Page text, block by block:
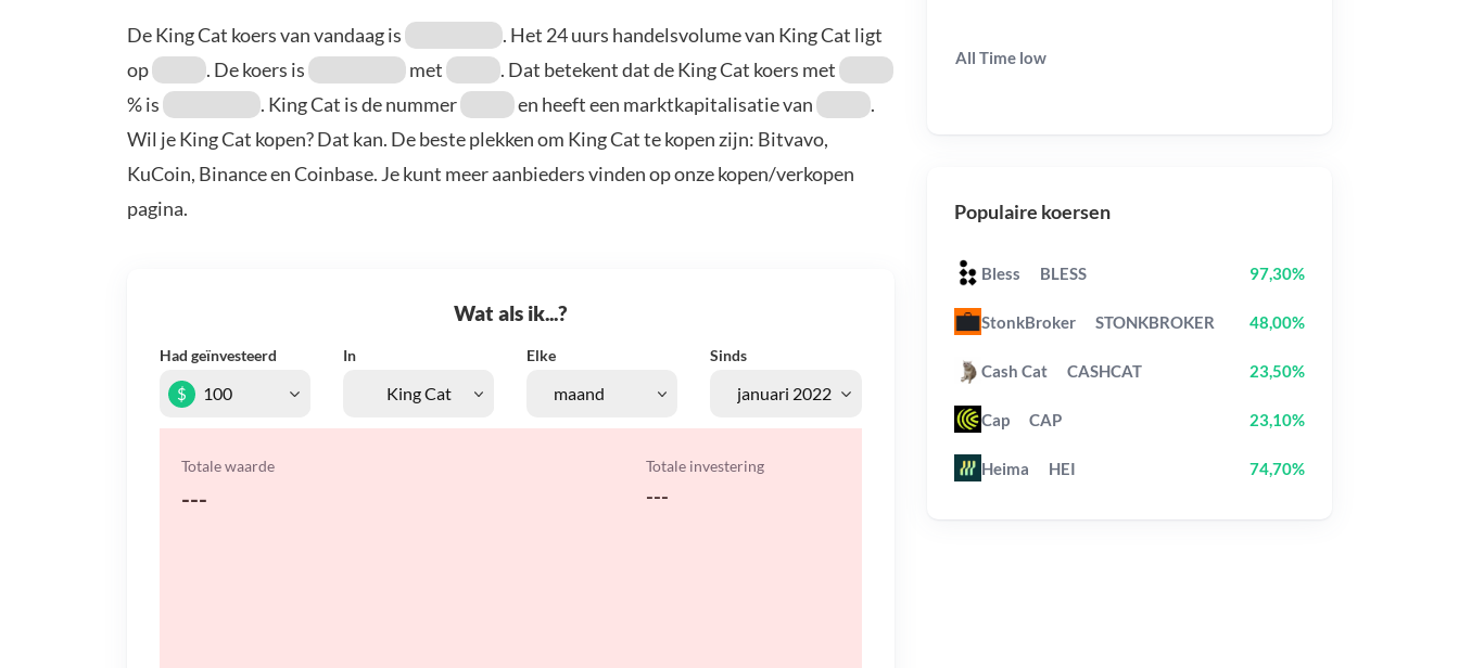
De King Cat koers van vandaag is
. Het 24 uurs handelsvolume van King Cat ligt
op
. De koers is met
. Dat betekent dat de King Cat koers met
% is
. King Cat is de nummer en heeft een marktkapitalisatie van
.
Wil je King Cat kopen? Dat kan. De beste plekken om King Cat te kopen zijn: Bitvavo,
KuCoin, Binance en Coinbase. Je kunt meer aanbieders vinden op onze kopen/verkopen
pagina.
Wat als ik...?
Had geïnvesteerd In Elke Sinds
$
Totale waarde
---
Totale investering
---
All Time low
Populaire koersen
Bless BLESS 97,30%
StonkBroker STONKBROKER 48,00%
Cash Cat CASHCAT 23,50%
Cap CAP 23,10%
Heima HEI 74,70%